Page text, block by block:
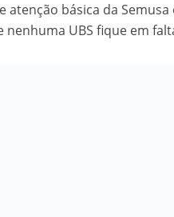
segredos não revelados do livro de
atenção básica da
nenhuma UBS fique em